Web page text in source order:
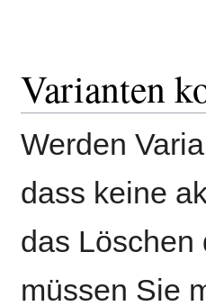
Varianten
Werden
dass keine
das Löschen
müssen Sie